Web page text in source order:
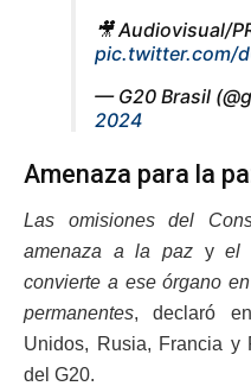
🎥 Audiovisual/
pic.twitter.com/
— G20 Brasil
2024
Amenaza para la
Las omisiones del
amenaza a la paz yel
convierte a ese órgano
permanentes, declaró
Unidos, Rusia, Francia y
del G20.